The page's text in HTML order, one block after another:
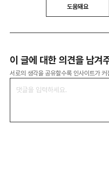
도움돼요
이 글에 대한 의견을 남겨
서로의 생각을 공유할수록 인사이트가 커